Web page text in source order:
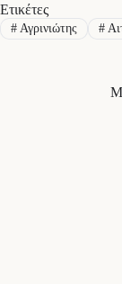
Ετικέτες
#Αγρινιώτης #